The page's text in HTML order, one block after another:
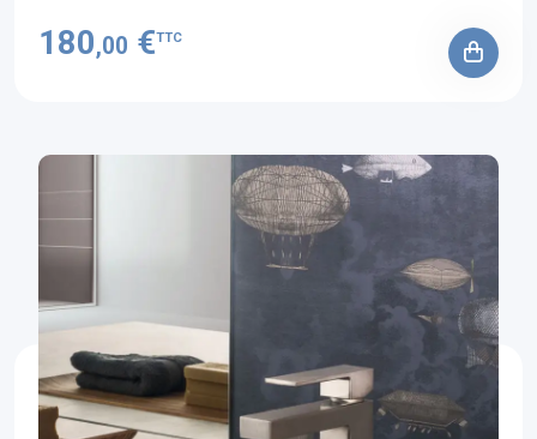
180,00 €TTC